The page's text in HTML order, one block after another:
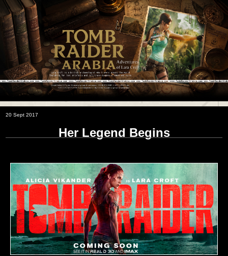
20 Sept 2017
Her Legend Begins